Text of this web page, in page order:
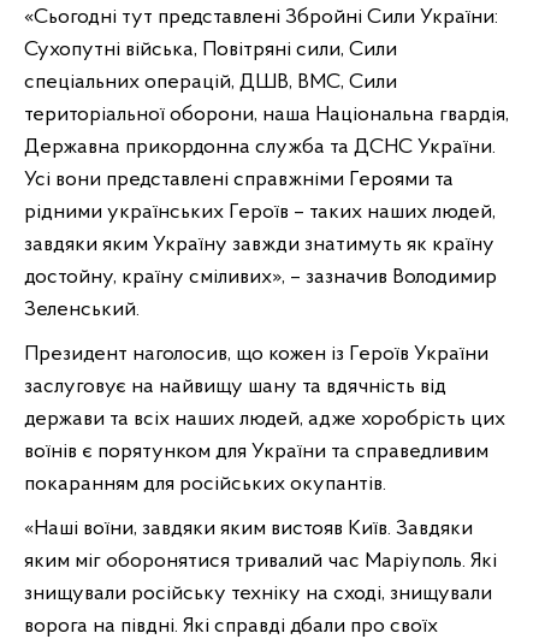
«Сьогодні тут представлені Збройні Сили України:
Сухопутні війська, Повітряні сили, Сили
спеціальних операцій, ДШВ, ВМС, Сили
територіальної оборони, наша Національна гвардія,
Державна прикордонна служба та ДСНС України.
Усі вони представлені справжніми Героями та
рідними українських Героїв – таких наших людей,
завдяки яким Україну завжди знатимуть як країну
достойну, країну сміливих», – зазначив Володимир
Зеленський.
Президент наголосив, що кожен із Героїв України
заслуговує на найвищу шану та вдячність від
держави та всіх наших людей, адже хоробрість цих
воїнів є порятунком для України та справедливим
покаранням для російських окупантів.
«Наші воїни, завдяки яким вистояв Київ. Завдяки
яким міг оборонятися тривалий час Маріуполь. Які
знищували російську техніку на сході, знищували
ворога на півдні. Які справді дбали про своїх